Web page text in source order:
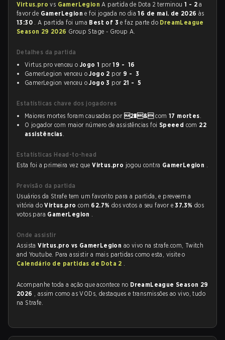
Virtus.provs GamerLegionA partida de Dota 2 terminou1 - 2 a
favor de GamerLegione foi jogada no dia16 de mai. de 2026às
13:30 . A partida foi uma Best of 3e faz parte do DreamLeague
Season 29 2026 Group Stage - Group A.
Detalhes da partida
Virtus.pro venceu o Jogo 1 por19 - 16
GamerLegion venceu oJogo 2 por 9 - 3
GamerLegion venceu oJogo 3 por 21 - 5
Estatísticas chave dos jogadores
Maiores mortes foram causadas por 2�&com17 mortes.
O jogador com maior número de assistências foi Speeed com 22
assistências.
Estatísticas Head-to-head
Esta foi a primeira vez queVirtus.pro jogou contra GamerLegion .
Previsão da partida
Usuários da Strafe tem um favorito para a partida, e preveem a
vitória doVirtus.pro com 62.7% dos votos a seu favor e37.3% dos
votos para GamerLegion .
Onde assistir
AssistaVirtus.pro vs GamerLegion ao vivo na strafe.com, Twitch
and Youtube. Para assistir a mais partidas como esta, visite o
Calendário de partidas de Dota 2 .
Acompanhe toda a ação que acontece no DreamLeague Season 29
2026 , assim como as VODs, destaques e transmissões ao vivo, tudo
na Strafe.